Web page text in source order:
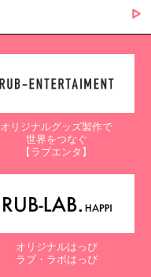
オリジナルグッズ製作で
世界をつなぐ
【ラブエンタ】
オリジナルはっぴ
ラブ・ラボはっぴ